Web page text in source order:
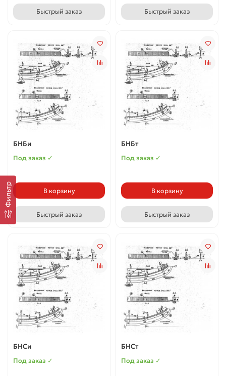
Фильтр
Быстрый заказ Быстрый заказ
БНБи
Под заказ ✓
В корзину
Быстрый заказ
БНБт
Под заказ ✓
В корзину
Быстрый заказ
БНСи
Под заказ ✓
БНСт
Под заказ ✓